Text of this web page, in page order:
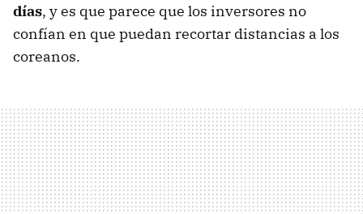
días, y es que parece que los inversores no
confían en que puedan recortar distancias a los
coreanos.